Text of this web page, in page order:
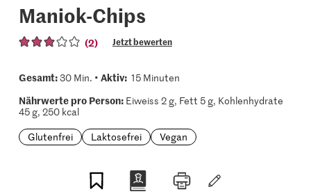
Maniok-Chips
(2) Jetzt bewerten
Gesamt:30 Min. • Aktiv:15 Minuten
Nährwerte pro Person:Eiweiss 2 g, Fett 5 g, Kohlenhydrate
45 g, 250 kcal
Glutenfrei
Laktosefrei Vegan